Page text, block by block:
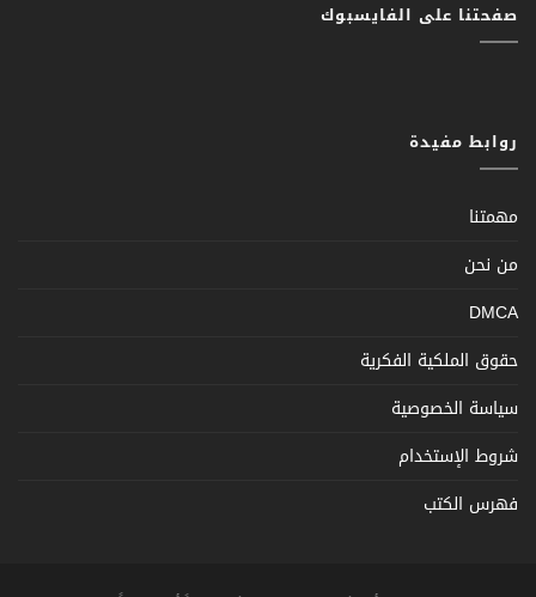
صفحتنا على الفايسبوك
روابط مفيدة
مهمتنا
من نحن
DMCA
حقوق الملكية الفكرية
سياسة الخصوصية
شروط الإستخدام
فهرس الكتب